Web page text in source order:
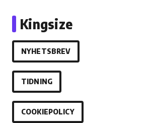
Kingsize
NYHETSBREV
TIDNING
COOKIEPOLICY